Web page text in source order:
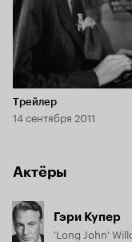
Длительность 1
Трейлер
14 сентября 2011
Актёры
Гэри Купер
'Long John'